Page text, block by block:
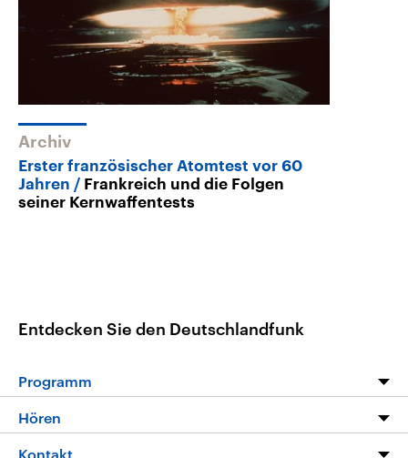
Archiv
Erster französischer Atomtest vor 60
Jahren
Frankreich und die Folgen
seiner Kernwaffentests
Entdecken Sie den Deutschlandfunk
Programm
Programm
Hören
Livestream
Kontakt